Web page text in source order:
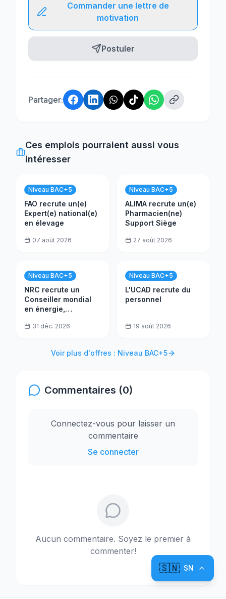
Commander une lettre de
motivation
Postuler
Partager:
Ces emplois pourraient aussi vous
intéresser
Niveau BAC+5
FAO recrute un(e)
Expert(e) national(e)
en élevage
07 août 2026
Niveau BAC+5
ALIMA recrute un(e)
Pharmacien(ne)
Support Siège
27 août 2026
Niveau BAC+5
NRC recrute un
Conseiller mondial
en énergie,
Afrique centrale et
31 déc. 2026
Niveau BAC+5
L'UCAD recrute du
personnel
19 août 2026
Voir plus d'offres : Niveau BAC+5
Commentaires (0)
Connectez-vous pour laisser un
commentaire
Se connecter
Aucun commentaire. Soyez le premier à
commenter!
🇸🇳 SN